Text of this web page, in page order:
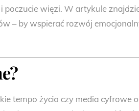
poczucie więzi. W artykule
– by wspierać rozwój
tempo życia czy media cyfrowe